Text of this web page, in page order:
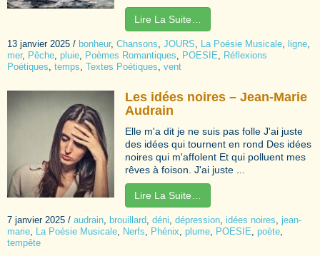
Lire La Suite…
13 janvier 2025 / bonheur, Chansons JOURS La Poésie Musicale ligne
mer, Pêche pluie Poèmes Romantiques POESIE
Réflexions
Poétiques temps Textes Poétiques vent
Les idées noires – Jean-Marie
Audrain
Elle m'a dit je ne suis pas folle J'ai juste
des idées qui tournent en rond Des idées
noires qui m'affolent Et qui polluent mes
rêves à foison. J'ai juste ...
Lire La Suite…
7 janvier 2025 / audrain brouillard déni dépression idées noires jean-
marie
La Poésie Musicale Nerfs Phénix plume POESIE poète
tempête